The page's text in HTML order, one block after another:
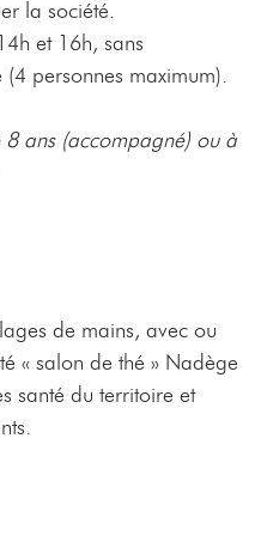
la société.
et 16h, sans
personnes maximum).
ans (accompagné) ou à
de mains, avec ou
« salon de thé » Nadège
santé du territoire et